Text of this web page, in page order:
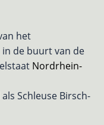
het
in de buurt van de
Nordrhein-
Schleuse Birsch-